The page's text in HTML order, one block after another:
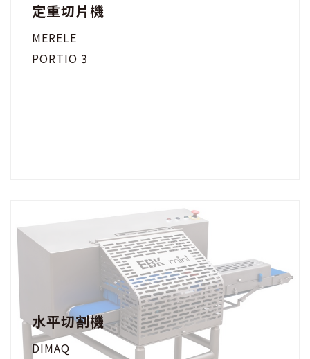
定重切片機
MERELE
PORTIO 3
水平切割機
DIMAQ